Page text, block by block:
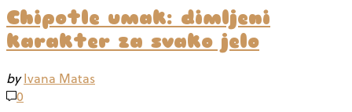
Chipotle umak: dimljeni
karakter za svako jelo
by Ivana Matas
0